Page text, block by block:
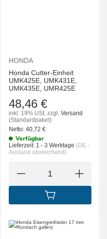
HONDA
Honda Cutter-Einheit
UMK425E, UMK431E,
UMK435E, UMR425E
48,46 €
inkl. 19% USt. zzgl. Versand
(Standardpaket)
Netto: 40,72 €
Verfügbar
Lieferzeit: 1 - 3 Werktage (DE -
Ausland abweichend)
IN DEN